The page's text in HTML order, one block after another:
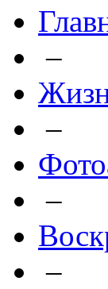
–
–
–
–